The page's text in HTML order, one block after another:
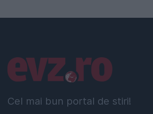
Cel mai bun portal de stiri!
Linkuri utile